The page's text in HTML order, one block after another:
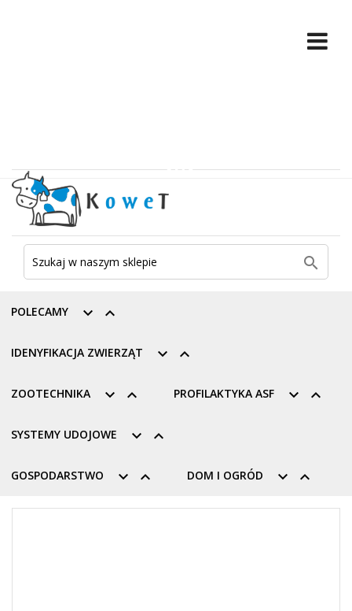

 
POLECAMY
 
IDENYFIKACJA ZWIERZĄT
 
ZOOTECHNIKA  
PROFILAKTYKA ASF
 
SYSTEMY UDOJOWE
 
GOSPODARSTWO  
DOM I OGRÓD